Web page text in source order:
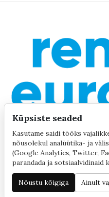
©2020 by Yana
Küpsiste seaded
Kasutame saidi tööks
nõusolekul analüütika- ja
(Google Analytics, Twitter,
parandada ja sotsiaalvidinaid
Nõustu kõigiga Ainult